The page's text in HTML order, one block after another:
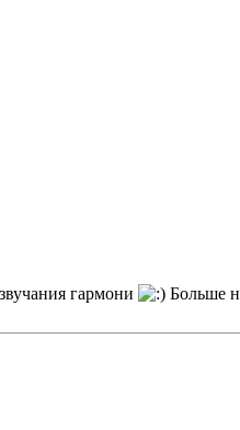
гармони
Больше